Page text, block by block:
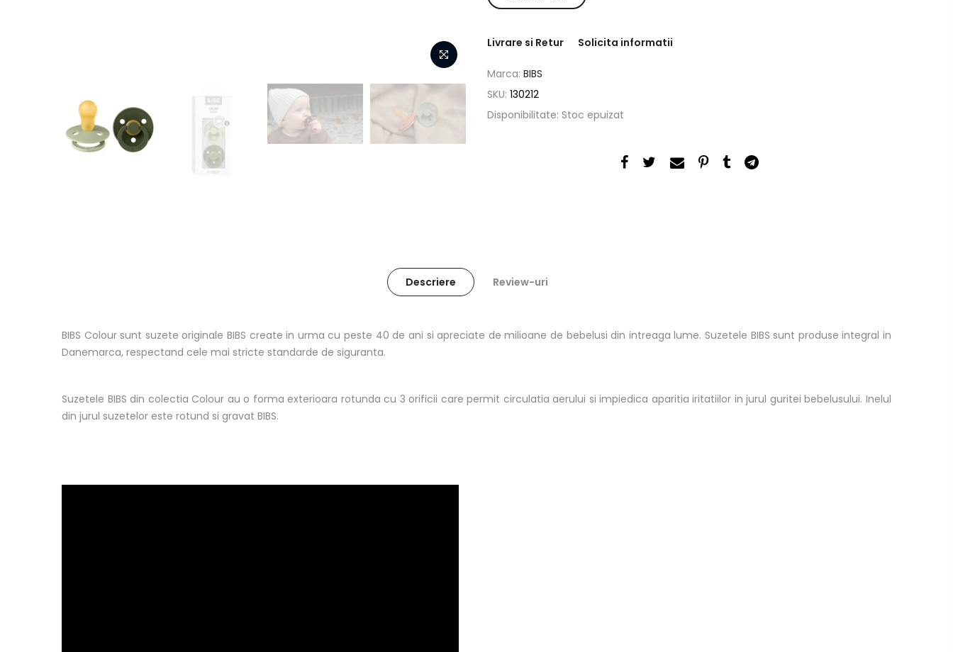
Livrare si Retur Solicita informatii
Marca: BIBS
SKU: 130212
Disponibilitate: Stoc epuizat
Descriere Review-uri
BIBS Colour sunt suzete originale BIBS create in urma cu peste 40 de ani si apreciate de milioane de bebelusi din intreaga lume. Suzetele BIBS sunt produse integral in
Danemarca, respectand cele mai stricte standarde de siguranta.
Suzetele BIBS din colectia Colour au o forma exterioara rotunda cu 3 orificii care permit circulatia aerului si impiedica aparitia iritatiilor in jurul guritei bebelusului. Inelul
din jurul suzetelor este rotund si gravat BIBS.